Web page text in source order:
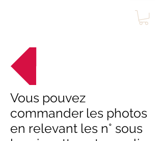
Vous pouvez
commander les photos
en relevant les n° sous